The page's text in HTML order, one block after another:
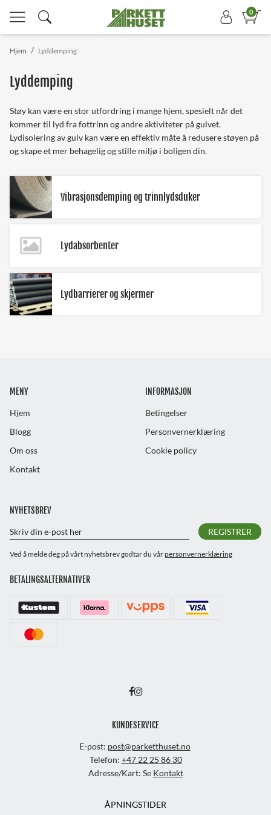
0
/
Hjem Lyddemping
Lyddemping
Støy kan være en stor utfordring i mange hjem, spesielt når det
kommer til lyd fra fottrinn og andre aktiviteter på gulvet.
Lydisolering av gulv kan være en effektiv måte å redusere støyen på
og skape et mer behagelig og stille miljø i boligen din.
Vibrasjonsdemping og trinnlydsduker
Lydabsorbenter
Lydbarrierer og skjermer
MENY
Hjem
Blogg
Om oss
Kontakt
INFORMASJON
Betingelser
Personvernerklæring
Cookie policy
NYHETSBREV
REGISTRER
Ved å melde deg på vårt nyhetsbrev godtar du vårpersonvernerklæring
BETALINGSALTERNATIVER
KUNDESERVICE
E-post: post@parketthuset.no
Telefon: +47 22 25 86 30
Adresse/Kart: Se Kontakt
ÅPNINGSTIDER